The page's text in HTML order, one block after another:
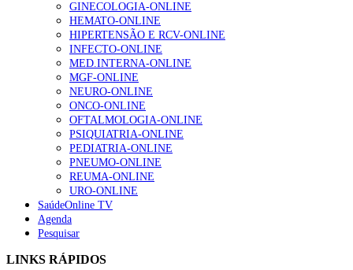
1.º Episódio do Podcast “Frequência Cardio – Sintoniza-
te na Insuficiência Cardíaca” da Bayer
169 visualizações
Alguns milhares de utentes podem ficar sem médico de
família com nova regras do registo, alerta associação
132 visualizações
“Os programas de rastreio do cancro do pulmão são
custo-efetivos e representam um investimento
sustentável para os sistemas de saúde”
93 visualizações
GINECOLOGIA-ONLINE
HEMATO-ONLINE
HIPERTENSÃO E RCV-ONLINE
INFECTO-ONLINE
MED.INTERNA-ONLINE
MGF-ONLINE
NEURO-ONLINE
ONCO-ONLINE
OFTALMOLOGIA-ONLINE
PSIQUIATRIA-ONLINE
PEDIATRIA-ONLINE
PNEUMO-ONLINE
REUMA-ONLINE
URO-ONLINE
SaúdeOnline TV
Agenda
Pesquisar
LINKS RÁPIDOS